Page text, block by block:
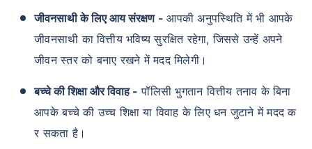
जीवनसाथी के लिए आय संरक्षण -आपकी अनुपस्थिति में भी आपके
जीवनसाथी का वित्तीय भविष्य सुरक्षित रहेगा, जिससे उन्हें अपने
जीवन स्तर को बनाए रखने में मदद मिलेगी।
बच्चे की शिक्षा और विवाह - पॉलिसी भुगतान वित्तीय तनाव के बिना
आपके बच्चे की उच्च शिक्षा या विवाह के लिए धन जुटाने में मदद क
र सकता है।